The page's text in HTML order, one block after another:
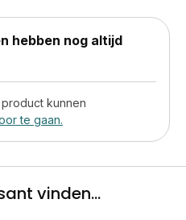
hebben nog altijd
kunnen
te gaan.
vinden...